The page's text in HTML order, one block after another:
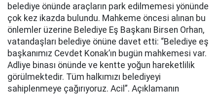
belediye önünde araçların park edilmemesi yönünde
çok kez ikazda bulundu. Mahkeme öncesi alınan bu
önlemler üzerine Belediye Eş Başkanı Birsen Orhan,
vatandaşları belediye önüne davet etti: “Belediye eş
başkanımız Cevdet Konak’ın bugün mahkemesi var.
Adliye binası önünde ve kentte yoğun hareketlilik
görülmektedir. Tüm halkımızı belediyeyi
sahiplenmeye çağırıyoruz. Acil”. Açıklamanın